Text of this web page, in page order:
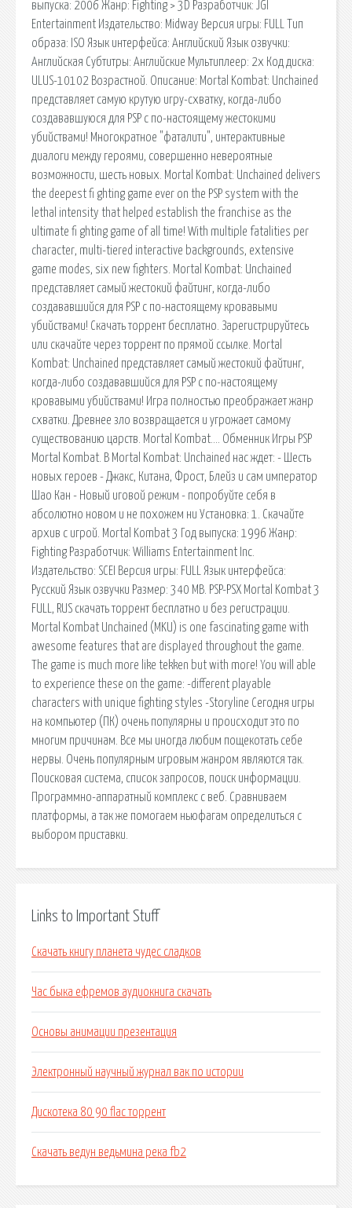
выпуска: 2006 Жанр: Fighting > 3D Разработчик: JGI
Entertainment Издательство: Midway Версия игры: FULL Тип
образа: ISO Язык интерфейса: Английский Язык озвучки:
Английская Cубтитры: Английские Мультиплеер: 2x Код диска:
ULUS-10102 Возрастной. Описание: Mortal Kombat: Unchained
представляет самую крутую игру-схватку, когда-либо
создававшуюся для PSP с по-настоящему жестокими
убийствами! Многократное "фаталити", интерактивные
диалоги между героями, совершенно невероятные
возможности, шесть новых. Mortal Kombat: Unchained delivers
the deepest fi ghting game ever on the PSP system with the
lethal intensity that helped establish the franchise as the
ultimate fi ghting game of all time! With multiple fatalities per
character, multi-tiered interactive backgrounds, extensive
game modes, six new fighters. Mortal Kombat: Unchained
представляет самый жестокий файтинг, когда-либо
создававшийся для PSP с по-настоящему кровавыми
убийствами! Скачать торрент бесплатно. Зарегистрируйтесь
или скачайте через торрент по прямой ссылке. Mortal
Kombat: Unchained представляет самый жестокий файтинг,
когда-либо создававшийся для PSP с по-настоящему
кровавыми убийствами! Игра полностью преображает жанр
схватки. Древнее зло возвращается и угрожает самому
существованию царств. Mortal Kombat…. Обменник Игры PSP
Mortal Kombat. В Mortal Kombat: Unchained нас ждет: - Шесть
новых героев - Джакс, Китана, Фрост, Блейз и сам император
Шао Кан - Новый иговой режим - попробуйте себя в
абсолютно новом и не похожем ни Установка: 1. Скачайте
архив с игрой. Mortal Kombat 3 Год выпуска: 1996 Жанр:
Fighting Разработчик: Williams Entertainment Inc.
Издательство: SCEI Версия игры: FULL Язык интерфейса:
Русский Язык озвучки Размер: 340 MB. PSP-PSX Mortal Kombat 3
FULL, RUS скачать торрент бесплатно и без регистрации.
Mortal Kombat Unchained (MKU) is one fascinating game with
awesome features that are displayed throughout the game.
The game is much more like tekken but with more! You will able
to experience these on the game: -different playable
characters with unique fighting styles -Storyline Сегодня игры
на компьютер (ПК) очень популярны и происходит это по
многим причинам. Все мы иногда любим пощекотать себе
нервы. Очень популярным игровым жанром являются так.
Поисковая сиcтема, список запросов, поиск информации.
Программно-аппаратный комплекс с веб. Сравниваем
платформы, а так же помогаем ньюфагам определиться с
выбором приставки.
Links to Important Stuff
Скачать книгу планета чудес сладков
Час быка ефремов аудиокнига скачать
Основы анимации презентация
Электронный научный журнал вак по истории
Дискотека 80 90 flac торрент
Скачать ведун ведьмина река fb2